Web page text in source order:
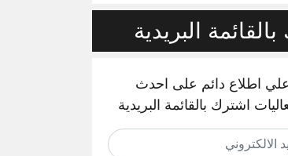
البريدية
اطلاع دائم على احدث
اشترك بالقائمة البريدية